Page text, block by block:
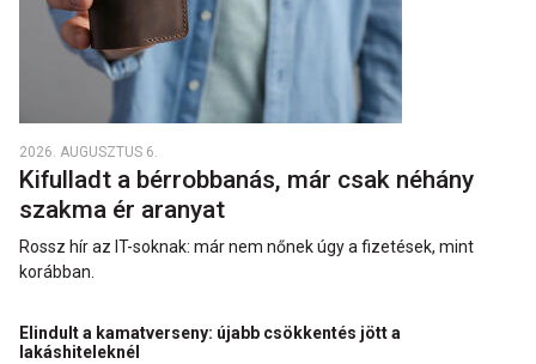
2026. AUGUSZTUS 6.
Kifulladt a bérrobbanás, már csak néhány
szakma ér aranyat
Rossz hír az IT-soknak: már nem nőnek úgy a fizetések, mint
korábban.
Elindult a kamatverseny: újabb csökkentés jött a
lakáshiteleknél